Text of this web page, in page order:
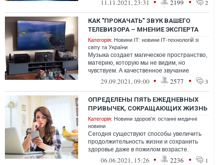
11.11.2021, 23:31 2199 2
КАК "ПРОКАЧАТЬ" ЗВУК ВАШЕГО
ТЕЛЕВИЗОРА – МНЕНИЕ ЭКСПЕРТА
Категорія: Новини ІТ: новини ІТ-технологій зі
світу та України
Музыка создает магическое пространство,
материю, которую мы не видим, но
чувствуем. А качественное звучание
системы в домашних условиях
захватывает на...
29.09.2021, 09:00 • 2577 • 3
ОПРЕДЕЛЕНЫ ПЯТЬ ЕЖЕДНЕВНЫХ
ПРИВЫЧЕК, СОКРАЩАЮЩИХ ЖИЗНЬ
Категорія: Новини здоров'я: останні медичні
новини
Сегодня существуют способы увеличить
продолжительность жизни и сохранить
здоровье даже в пожилом возрасте.
Правильное питание, физические
06.06.2021, 15:26 • 2236 • 1